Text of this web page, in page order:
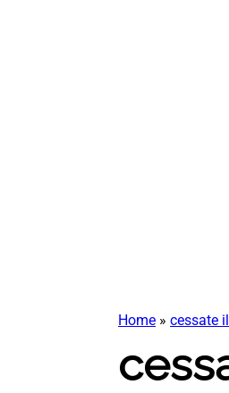
Home » cessate